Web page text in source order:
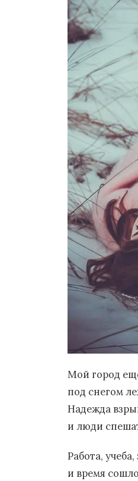
Мой город
под снегом
Надежда
и люди
Работа,
и время